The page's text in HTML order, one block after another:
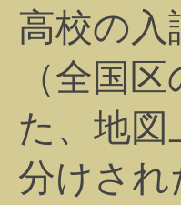
高校の
（全国
た、地
分けされ